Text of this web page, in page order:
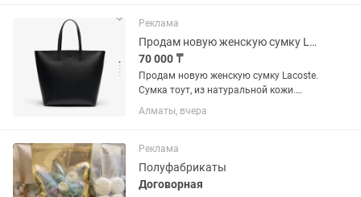
Реклама
Продам новую женскую сумку Lacoste
70 000 ₸
Продам новую женскую сумку Lacoste.
Сумка тоут, из натуральной кожи.
Очень вместительная
Алматы, вчера
Реклама
Полуфабрикаты
Договорная